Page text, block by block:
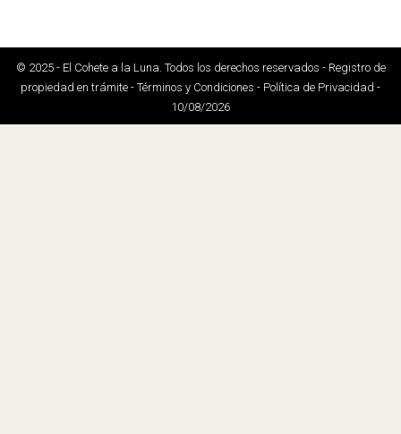
© 2025 - El Cohete a la Luna. Todos los derechos reservados - Registro de
propiedad en trámite - Términos y Condiciones - Política de Privacidad -
10/08/2026